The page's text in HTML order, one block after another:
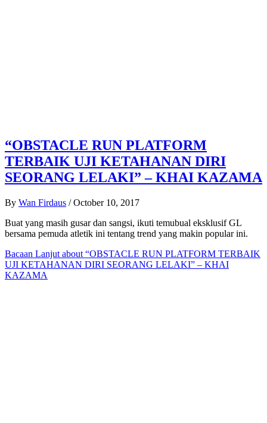
“OBSTACLE RUN PLATFORM
TERBAIK UJI KETAHANAN DIRI
SEORANG LELAKI” – KHAI KAZAMA
By Wan Firdaus / October 10, 2017
Buat yang masih gusar dan sangsi, ikuti temubual eksklusif GL
bersama pemuda atletik ini tentang trend yang makin popular ini.
Bacaan Lanjut about “OBSTACLE RUN PLATFORM TERBAIK
UJI KETAHANAN DIRI SEORANG LELAKI” – KHAI
KAZAMA